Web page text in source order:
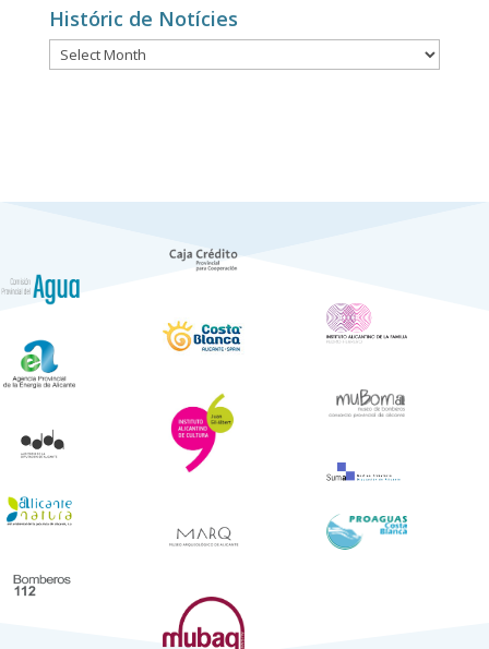
Históric de Notícies
Históric
de